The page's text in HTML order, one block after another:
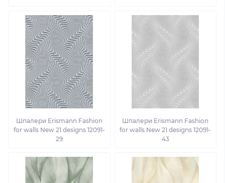
Шпалери Erismann Fashion
for walls New 21 designs 12091-
29
Шпалери Erismann Fashion
for walls New 21 designs 12091-
43